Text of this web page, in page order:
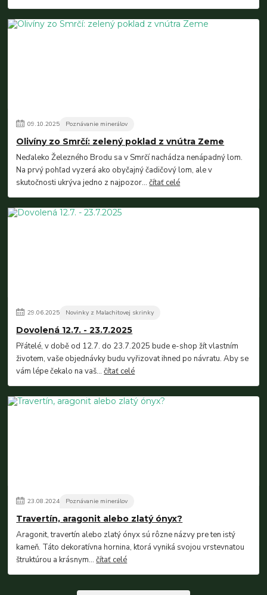
09.10.2025 Poznávanie minerálov
Olivíny zo Smrčí: zelený poklad z vnútra Zeme
Neďaleko Železného Brodu sa v Smrčí nachádza nenápadný lom.
Na prvý pohľad vyzerá ako obyčajný čadičový lom, ale v
skutočnosti ukrýva jedno z najpozor...čítať celé
29.06.2025 Novinky z Malachitovej skrinky
Dovolená 12.7. - 23.7.2025
Přátelé, v době od 12.7. do 23.7.2025 bude e-shop žít vlastním
životem, vaše objednávky budu vyřizovat ihned po návratu. Aby se
vám lépe čekalo na vaš...čítať celé
23.08.2024 Poznávanie minerálov
Travertín, aragonit alebo zlatý ónyx?
Aragonit, travertín alebo zlatý ónyx sú rôzne názvy pre ten istý
kameň. Táto dekoratívna hornina, ktorá vyniká svojou vrstevnatou
štruktúrou a krásnym...čítať celé